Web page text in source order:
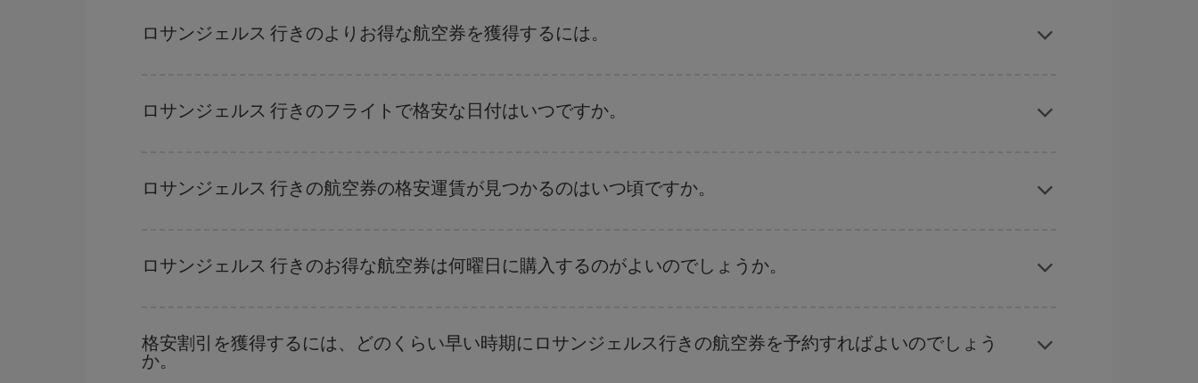
ロサンジェルス 行きのよりお得な航空券を獲得するには。
まっていない場合には、Iberiaのキャンペーンのおすすめをご覧ください。より格安な航空券が必ず見つかります。
ロサンジェルス 行きのフライトで格安な日付はいつですか。
だけではなく、往路および復路で近い日付の格安航空券 も表示されるため、お得な運賃を見つけることができます。 また、それぞれの日付で異なる
を探すことでより格安な運賃の航空券が見つかることがあります。
ロサンジェルス 行きの航空券の格安運賃が見つかるのはいつ頃ですか。
ーズンです。 また、週末のご旅行をお考えなら出来るだけ早い時期に航空券をご購入いただくことで、格安運賃が見つけやすくなります。
ロサンジェルス 行きのお得な航空券は何曜日に購入するのがよいのでしょうか。
に予約した航空券がより格安となります。 また、日付や時間帯をあまり固定せずに探したほうが、 よりお得な航空券を選択 することができます。
格安割引を獲得するには、どのくらい早い時期にロサンジェルス行きの航空券を予約すればよいのでしょう
か。